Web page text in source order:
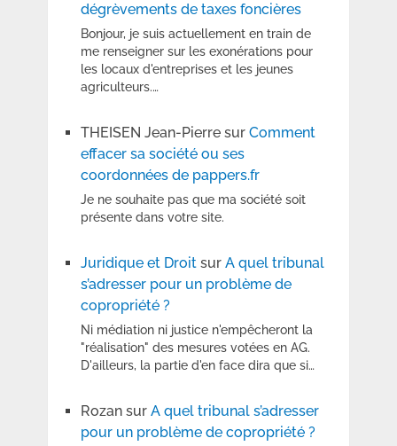
dégrèvements de taxes foncières
Bonjour, je suis actuellement en train de
me renseigner sur les exonérations pour
les locaux d'entreprises et les jeunes
agriculteurs.…
THEISEN Jean-Pierresur Comment
effacer sa société ou ses
coordonnées de pappers.fr
Je ne souhaite pas que ma société soit
présente dans votre site.
Juridique et Droitsur A quel tribunal
s’adresser pour un problème de
copropriété ?
Ni médiation ni justice n'empêcheront la
"réalisation" des mesures votées en AG.
D'ailleurs, la partie d'en face dira que si…
Rozansur A quel tribunal s’adresser
pour un problème de copropriété ?